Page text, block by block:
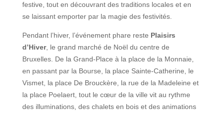
festive, tout en découvrant des traditions locales et en
se laissant emporter par la magie des festivités.
Pendant l’hiver, l’événement phare reste Plaisirs
d’Hiver, le grand marché de Noël du centre de
Bruxelles. De la Grand-Place à la place de la Monnaie,
en passant par la Bourse, la place Sainte-Catherine, le
Vismet, la place De Brouckère, la rue de la Madeleine et
la place Poelaert, tout le cœur de la ville vit au rythme
des illuminations, des chalets en bois et des animations